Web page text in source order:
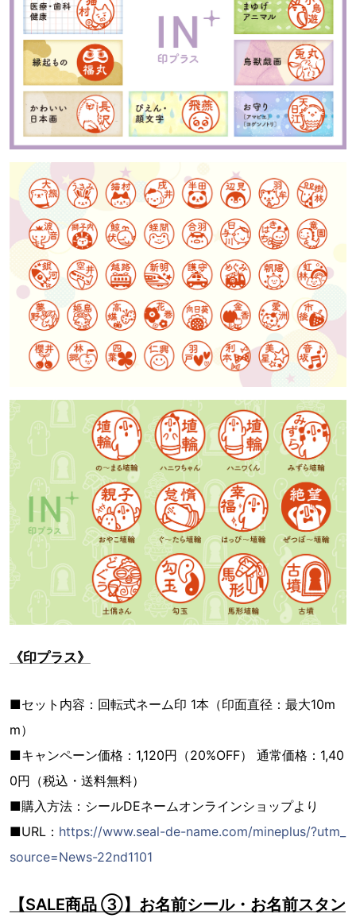
《印プラス》
■セット内容：回転式ネーム印 1本（印面直径：最大10m
m）
■キャンペーン価格：1,120円（20%OFF） 通常価格：1,40
0円（税込・送料無料）
■購入方法：シールDEネームオンラインショップより
■URL： https://www.seal-de-name.com/mineplus/?utm_
source=News-22nd1101
【SALE商品 ③】お名前シール・お名前スタン